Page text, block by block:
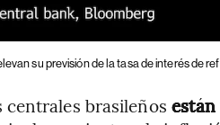
su previsión de la tasa de interés de
centrales brasileños